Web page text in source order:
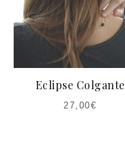
Eclipse Colgante
27,00€